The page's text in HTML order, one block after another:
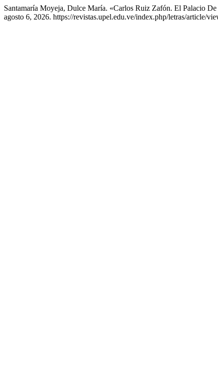
Santamaría Moyeja, Dulce María. «Carlos Ruiz Zafón. El Palacio
agosto 6, 2026. https://revistas.upel.edu.ve/index.php/letras/article/